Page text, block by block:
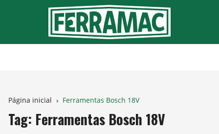
Página inicial Ferramentas Bosch 18V
Tag: Ferramentas Bosch 18V